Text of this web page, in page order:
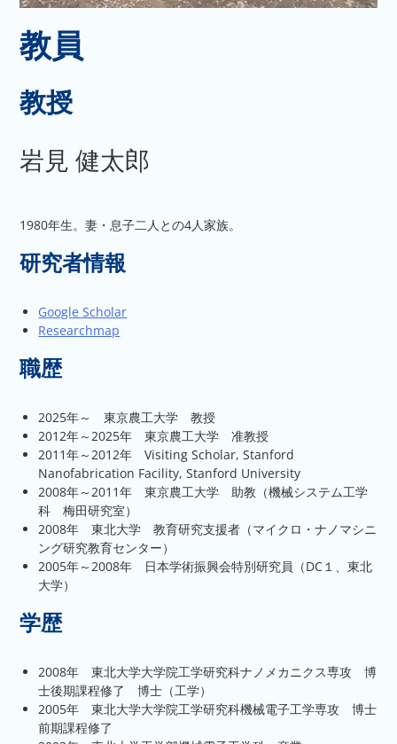
教員
教授
岩見 健太郎
1980年生。妻・息子二人との4人家族。
研究者情報
Google Scholar
Researchmap
職歴
2025年～ 東京農工大学 教授
2012年～2025年 東京農工大学 准教授
2011年～2012年 Visiting Scholar, Stanford
Nanofabrication Facility, Stanford University
2008年～2011年 東京農工大学 助教（機械システム工学
科 梅田研究室）
2008年 東北大学 教育研究支援者（マイクロ・ナノマシニ
ング研究教育センター）
2005年～2008年 日本学術振興会特別研究員（DC１、東北
大学）
学歴
2008年 東北大学大学院工学研究科ナノメカニクス専攻 博
士後期課程修了 博士（工学）
2005年 東北大学大学院工学研究科機械電子工学専攻 博士
前期課程修了